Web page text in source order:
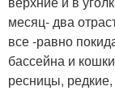
месяц- два
все -равно
бассейна и
ресницы,